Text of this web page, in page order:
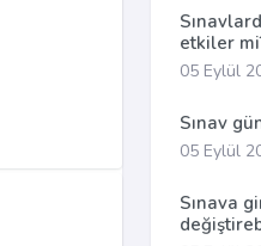
etkiler
05 Eylül
Sınav
05 Eylül
Sınava